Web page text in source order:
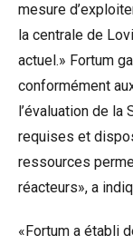
mesure
la centrale de
actuel.» Fortum
conformément
l’évaluation de
requises et
ressources
réacteurs», a
«Fortum a établi